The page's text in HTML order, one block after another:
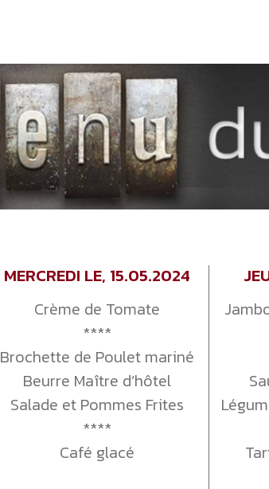
MERCREDI LE, 15.05.2024
Crème de Tomate
****
Brochette de Poulet mariné
Beurre Maître d’hôtel
Salade et Pommes Frites
****
Café glacé